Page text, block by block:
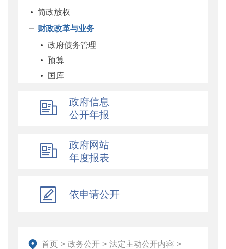
简政放权
财政改革与业务
政府债务管理
预算
国库
科教和文化
农业农村
自然资源和生态环境
乡村振兴
资产监督管理
政府信息
公开年报
政府网站
年度报表
依申请公开
首页 > 政务公开 > 法定主动公开内容 >